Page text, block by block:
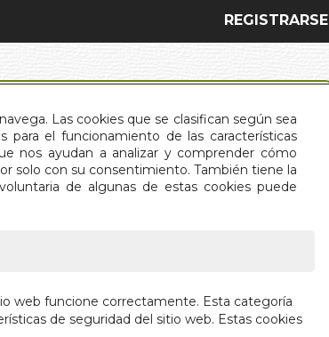
Las cookies que se clasifican según sea
para el funcionamiento de las características
nos ayudan a analizar y comprender cómo
solo con su consentimiento. También tiene la
de algunas de estas cookies puede
web funcione correctamente. Esta categoría
de seguridad del sitio web. Estas cookies
REGISTRARSE
CONTACTO
QUIEN ES USTED, SEÑOR
GURDJIEFF?